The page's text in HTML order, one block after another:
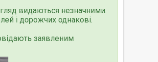
видаються незначними.
і дорожчих однакові.
заявленим